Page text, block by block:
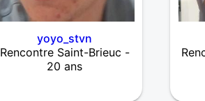
yoyo_stvn
Rencontre Saint-Brieuc -
20 ans